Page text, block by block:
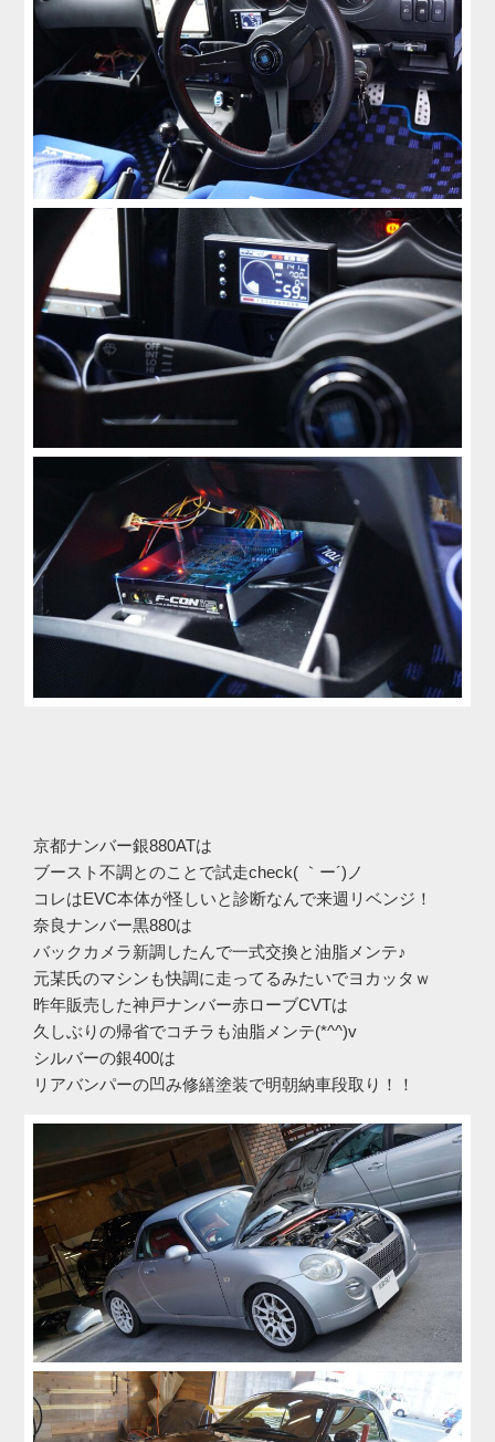
京都ナンバー銀880ATは
ブースト不調とのことで試走check( ｀ー´)ノ
コレはEVC本体が怪しいと診断なんで来週リベンジ！
奈良ナンバー黒880は
バックカメラ新調したんで一式交換と油脂メンテ♪
元某氏のマシンも快調に走ってるみたいでヨカッタｗ
昨年販売した神戸ナンバー赤ローブCVTは
久しぶりの帰省でコチラも油脂メンテ(*^^)v
シルバーの銀400は
リアバンパーの凹み修繕塗装で明朝納車段取り！！